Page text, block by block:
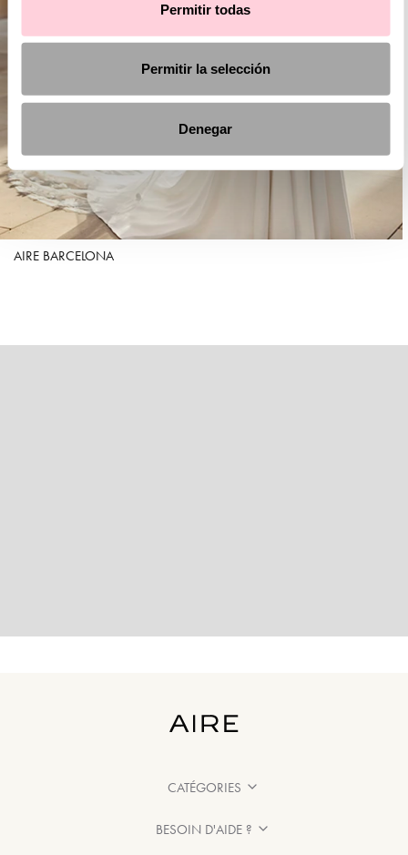
Permitir todas
Permitir la selección
Denegar
AIRE BARCELONA
CATÉGORIES
BESOIN D'AIDE ?